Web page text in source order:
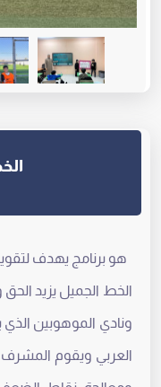
هو برنامج يهدف
الخط الجميل يزيد
ونادي الموهوبين الذي
العربي ويقوم